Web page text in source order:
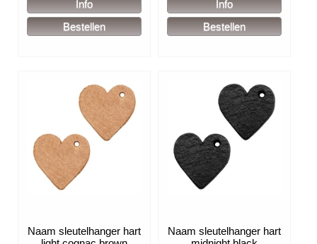
Naam sleutelhanger hart
Naam sleutelhanger hart